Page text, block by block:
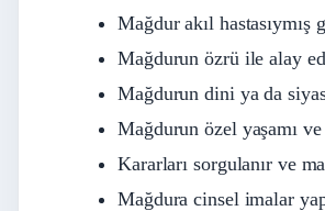
Mağdur akıl hastasıymış
Mağdurun özrü ile alay
Mağdurun dini ya da
Mağdurun özel yaşamı
Kararları sorgulanır ve
Mağdura cinsel imalar